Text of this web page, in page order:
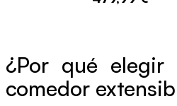
¿Por qué elegir
comedor